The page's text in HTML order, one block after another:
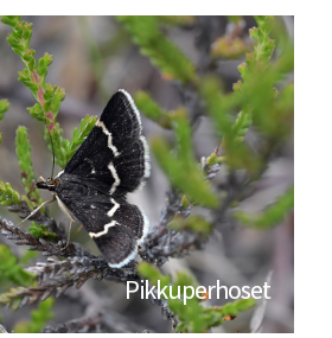
Pikkuperhoset